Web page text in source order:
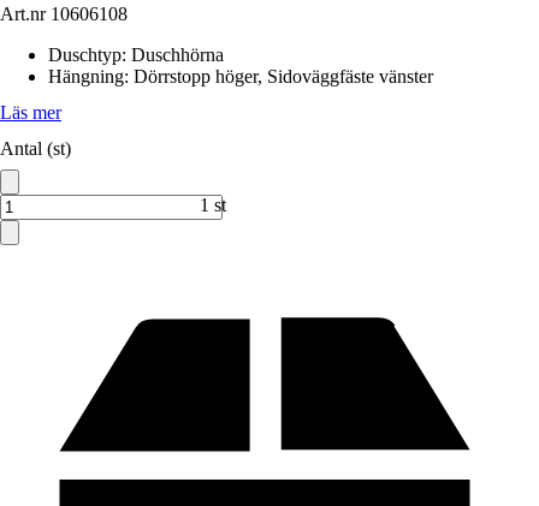
Art.nr 10606108
Duschtyp: Duschhörna
Hängning: Dörrstopp höger, Sidoväggfäste vänster
Läs mer
Antal (st)
1 st